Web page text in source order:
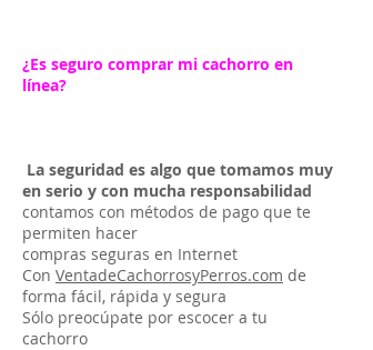
¿Es seguro comprar mi cachorro en
línea?
La seguridad es algo que tomamos muy
en serio y con mucha responsabilidad
contamos con métodos de pago que te
permiten hacer
compras seguras en Internet
Con VentadeCachorrosyPerros.com de
forma fácil, rápida y segura
Sólo preocúpate por escocer a tu
cachorro